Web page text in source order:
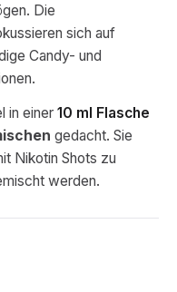
Die
sich auf
Candy- und
in einer 10 ml Flasche
gedacht. Sie
Nikotin Shots zu
werden.